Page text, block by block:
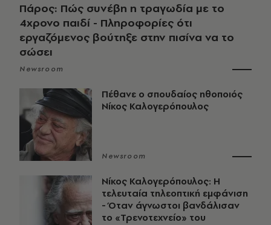
Πάρος: Πώς συνέβη η τραγωδία με το
4χρονο παιδί - Πληροφορίες ότι
εργαζόμενος βούτηξε στην πισίνα να το
σώσει
Newsroom
Πέθανε ο σπουδαίος ηθοποιός
Νίκος Καλογερόπουλος
Newsroom
Νίκος Καλογερόπουλος: Η
τελευταία τηλεοπτική εμφάνιση
- Όταν άγνωστοι βανδάλισαν
το «Τρενοτεχνείο» του